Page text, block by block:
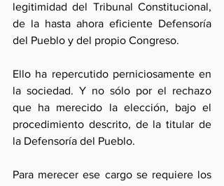
legitimidad del Tribunal Constitucional,
de la hasta ahora eficiente Defensoría
del Pueblo y del propio Congreso.
Ello ha repercutido perniciosamente en
la sociedad. Y no sólo por el rechazo
que ha merecido la elección, bajo el
procedimiento descrito, de la titular de
la Defensoría del Pueblo.
Para merecer ese cargo se requiere los